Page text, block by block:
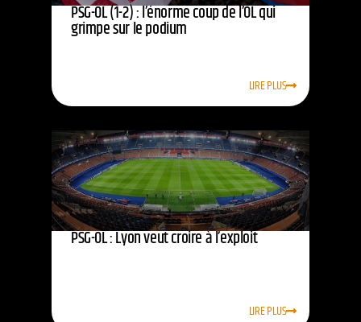
PSG-OL (1-2) : l’énorme coup de l’OL qui
grimpe sur le podium
LIRE PLUS
PSG-OL : Lyon veut croire à l’exploit
LIRE PLUS